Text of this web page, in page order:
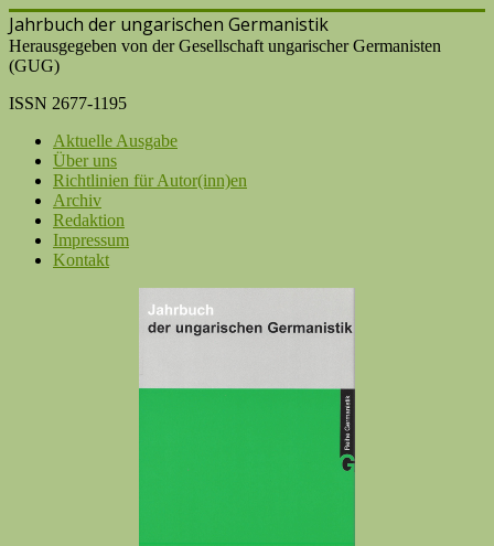
Jahrbuch der ungarischen Germanistik
Herausgegeben von der Gesellschaft ungarischer Germanisten
(GUG)
ISSN 2677-1195
Aktuelle Ausgabe
Über uns
Richtlinien für Autor(inn)en
Archiv
Redaktion
Impressum
Kontakt